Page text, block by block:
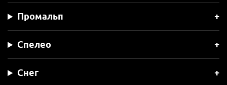
Промальп
Спелео
Снег